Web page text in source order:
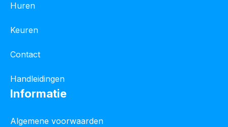
Huren
Keuren
Contact
Handleidingen
Informatie
Algemene voorwaarden